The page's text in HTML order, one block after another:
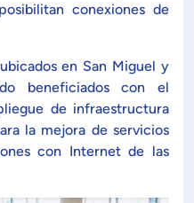
conexiones de
en San Miguel y
beneficiados con el
de infraestructura
la mejora de servicios
con Internet de las